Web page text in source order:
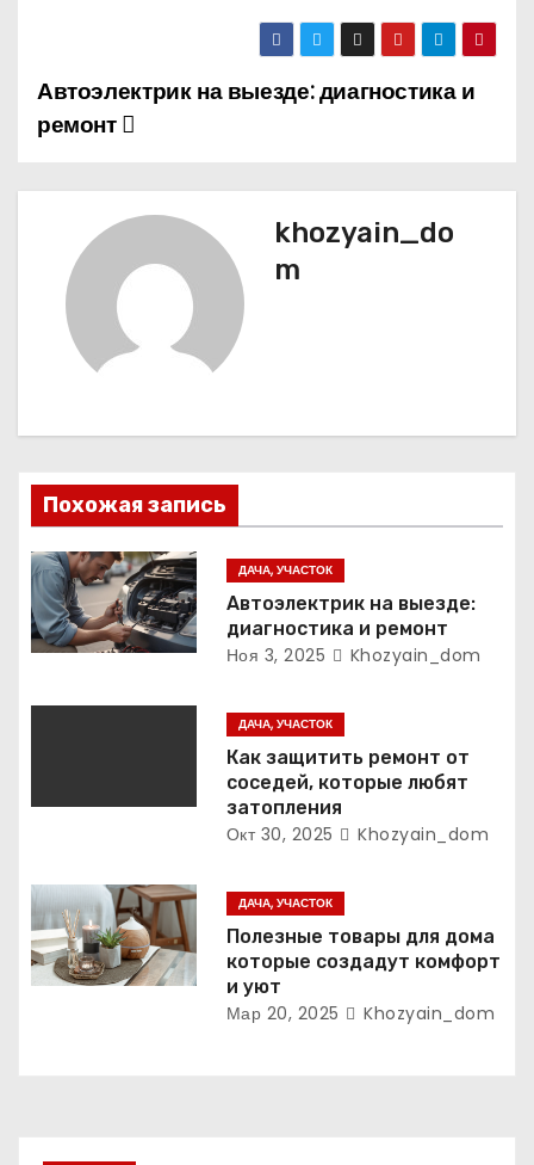
Н
а
в
и
я
п
о
з
а
и
я
м
Автоэлектрик на выезде: диагностика и
ремонт
khozyain_do
m
Похожая запись
ДАЧА, УЧАСТОК
Автоэлектрик на выезде:
диагностика и ремонт
Ноя 3, 2025 Khozyain_dom
ДАЧА, УЧАСТОК
Как защитить ремонт от
соседей, которые любят
затопления
Окт 30, 2025 Khozyain_dom
ДАЧА, УЧАСТОК
Полезные товары для дома
которые создадут комфорт
и уют
Мар 20, 2025 Khozyain_dom